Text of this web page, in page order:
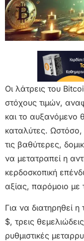
Οι λάτρεις του
στόχους τιμών,
και το αυξανόμενο
καταλύτες. Ωστόσο,
τις βαθύτερες,
να μετατραπεί η
κερδοσκοπική
αξίας, παρόμοιο
Για να διατηρηθεί
$, τρεις
ρυθμιστικές